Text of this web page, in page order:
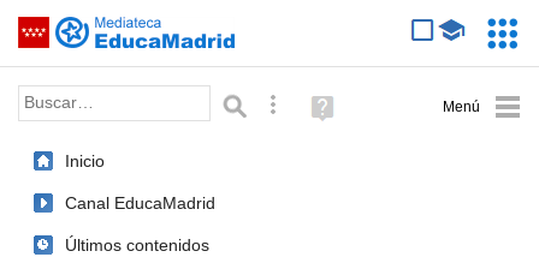
Saltar navegación
Palabra o frase: Búsqueda avanzada
Ayuda
(en
Inicio
Canal EducaMadrid
Últimos contenidos